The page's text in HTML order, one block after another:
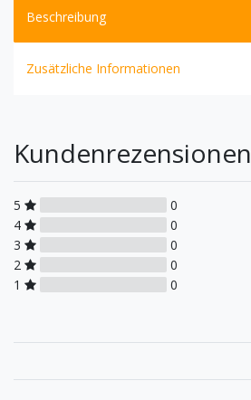
Beschreibung
Zusätzliche Informationen
Kundenrezensionen
5
0
4
0
3
0
2
0
1
0